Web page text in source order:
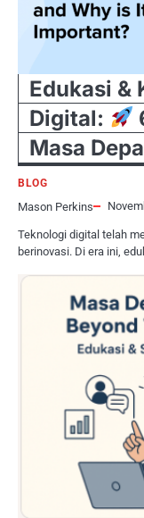
Edukasi &
Digital:
Masa
BLOG
Mason Perkins
Teknologi digital telah
berinovasi. Di era ini,